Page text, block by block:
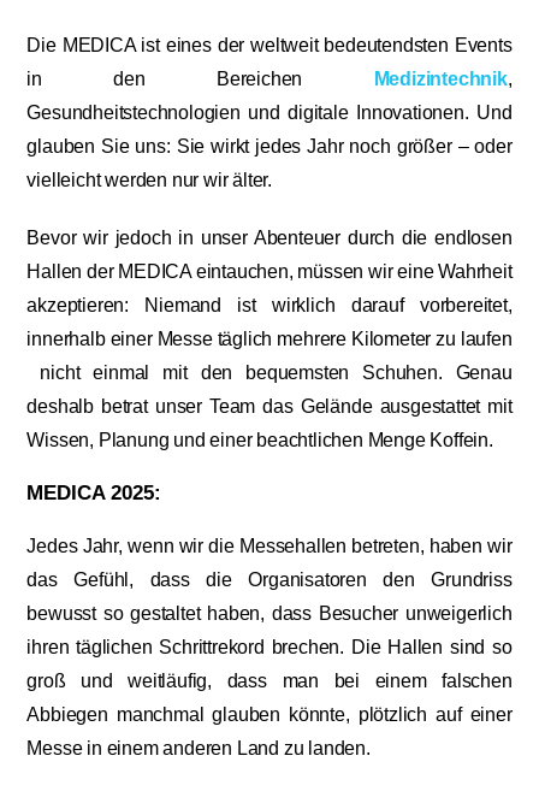
Die MEDICA ist eines der weltweit bedeutendsten Events
in den Bereichen
Medizintechnik,
Gesundheitstechnologien und digitale Innovationen. Und
glauben Sie uns: Sie wirkt jedes Jahr noch größer – oder
vielleicht werden nur wir älter.
Bevor wir jedoch in unser Abenteuer durch die endlosen
Hallen der MEDICA eintauchen, müssen wir eine Wahrheit
akzeptieren: Niemand ist wirklich darauf vorbereitet,
innerhalb einer Messe täglich mehrere Kilometer zu laufen
nicht einmal mit den bequemsten Schuhen. Genau
deshalb betrat unser Team das Gelände ausgestattet mit
Wissen, Planung und einer beachtlichen Menge Koffein.
MEDICA 2025:
Jedes Jahr, wenn wir die Messehallen betreten, haben wir
das Gefühl, dass die Organisatoren den Grundriss
bewusst so gestaltet haben, dass Besucher unweigerlich
ihren täglichen Schrittrekord brechen. Die Hallen sind so
groß und weitläufig, dass man bei einem falschen
Abbiegen manchmal glauben könnte, plötzlich auf einer
Messe in einem anderen Land zu landen.